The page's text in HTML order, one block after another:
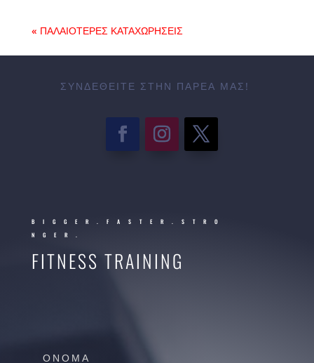
« ΠΑΛΑΙΌΤΕΡΕΣ ΚΑΤΑΧΩΡΉΣΕΙΣ
ΣΥΝΔΕΘΕΊΤΕ ΣΤΗΝ ΠΑΡΈΑ ΜΑΣ!
BIGGER.FASTER.STRO
NGER.
FITNESS TRAINING